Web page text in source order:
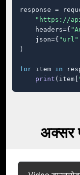
response =
"https://
    headers={
    json={
"url"
)
for item in
print (item[
अक्सर